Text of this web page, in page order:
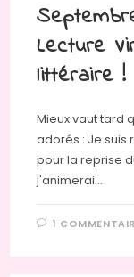
Lecture
littéraire !
Mieux vaut tard
adorés : Je suis
pour la reprise
j'animerai…
1